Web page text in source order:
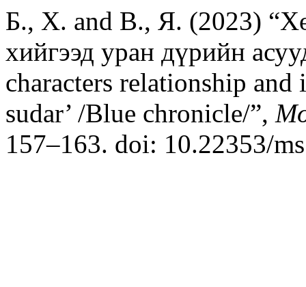
Б., Х. and В., Я. (2023)
хийгээд уран дүрийн
characters relationship
sudar’ /Blue chronicle/”,
157–163. doi: 10.22353/